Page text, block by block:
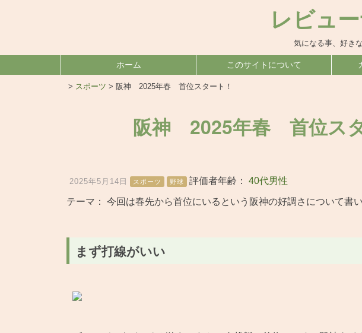
レビュ
気になる事、好き
ホーム このサイトについて
> スポーツ > 阪神 2025年春 首位スタート！
阪神 2025年春 首位スタ
2025年5月14日 スポーツ 野球 評価者年齢： 40代男性
テーマ： 今回は春先から首位にいるという阪神の好調さについて書
まず打線がいい